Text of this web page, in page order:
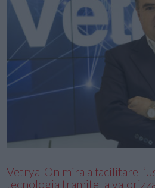
VIEW POST
Vetrya-On mira a facilitare
tecnologia tramite la